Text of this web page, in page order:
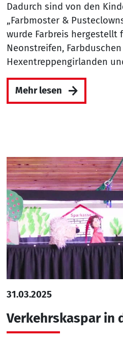
Dadurch sind von den
„Farbmoster &
wurde Farbreis hergestellt
Neonstreifen,
Hexentreppengirlanden
Mehr lesen
31.03.2025
Verkehrskaspar in